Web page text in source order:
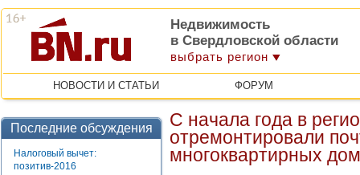
Недвижимость
в Свердловской области
выбрать регион
НОВОСТИ И СТАТЬИ ФОРУМ
Последние обсуждения
Налоговый вычет:
позитив-2016
С начала года в
отремонтировали
многоквартирных